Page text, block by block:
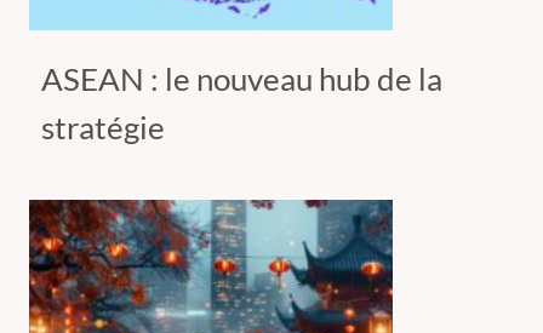
ASEAN : le nouveau hub de la
stratégie